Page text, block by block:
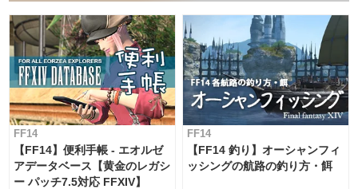
FF14
【FF14】便利手帳 - エオルゼ
アデータベース【黄金のレガシ
ー パッチ7.5対応 FFXIV】
FF14
【FF14 釣り】オーシャンフィ
ッシングの航路の釣り方・餌